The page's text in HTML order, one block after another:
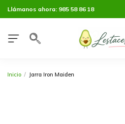
Llámanos ahora: 985 58 86 18
Inicio Jarra Iron Maiden